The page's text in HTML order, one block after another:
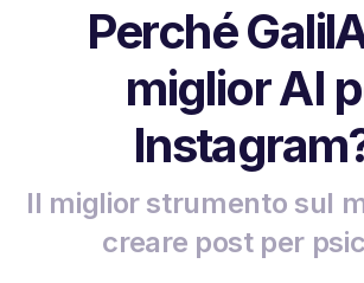
Perché
miglior AI
Il miglior strumento sul
creare post per